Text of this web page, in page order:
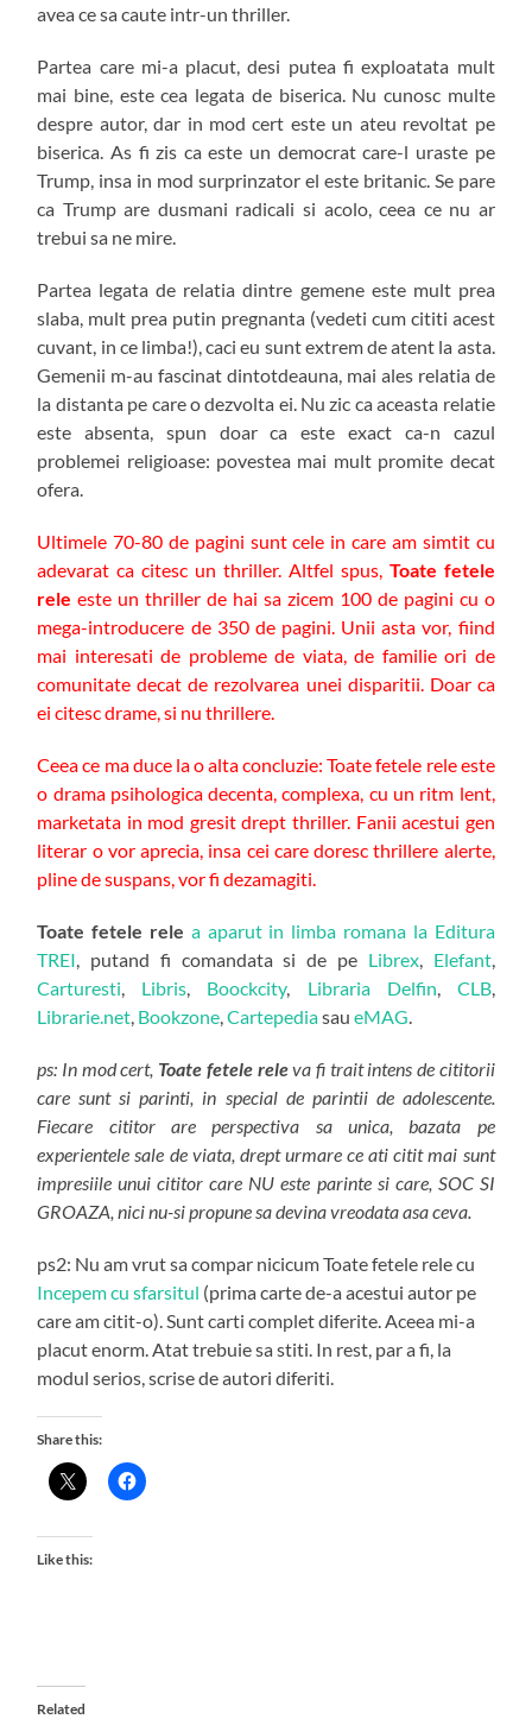
avea ce sa caute intr-un thriller.
Partea care mi-a placut, desi putea fi exploatata mult
mai bine, este cea legata de biserica. Nu cunosc multe
despre autor, dar in mod cert este un ateu revoltat pe
biserica. As fi zis ca este un democrat care-l uraste pe
Trump, insa in mod surprinzator el este britanic. Se pare
ca Trump are dusmani radicali si acolo, ceea ce nu ar
trebui sa ne mire.
Partea legata de relatia dintre gemene este mult prea
slaba, mult prea putin pregnanta (vedeti cum cititi acest
cuvant, in ce limba!), caci eu sunt extrem de atent la asta.
Gemenii m-au fascinat dintotdeauna, mai ales relatia de
la distanta pe care o dezvolta ei. Nu zic ca aceasta relatie
este absenta, spun doar ca este exact ca-n cazul
problemei religioase: povestea mai mult promite decat
ofera.
Ultimele 70-80 de pagini sunt cele in care am simtit cu
adevarat ca citesc un thriller. Altfel spus, Toate fetele
rele este un thriller de hai sa zicem 100 de pagini cu o
mega-introducere de 350 de pagini. Unii asta vor, fiind
mai interesati de probleme de viata, de familie ori de
comunitate decat de rezolvarea unei disparitii. Doar ca
ei citesc drame, si nu thrillere.
Ceea ce ma duce la o alta concluzie: Toate fetele rele este
o drama psihologica decenta, complexa, cu un ritm lent,
marketata in mod gresit drept thriller. Fanii acestui gen
literar o vor aprecia, insa cei care doresc thrillere alerte,
pline de suspans, vor fi dezamagiti.
Toate fetele rele a aparut in limba romana la Editura
TREI , putand fi comandata si de pe Librex, Elefant,
Carturesti
Libris Boockcity, Libraria Delfin CLB,
Librarie.net Bookzone ,CartepediasaueMAG
ps: In mod cert, Toate fetele releva fi trait intens de cititorii
care sunt si parinti, in special de parintii de adolescente.
Fiecare cititor are perspectiva sa unica, bazata pe
experientele sale de viata, drept urmare ce ati citit mai sunt
impresiile unui cititor care NU este parinte si care, SOC SI
GROAZA, nici nu-si propune sa devina vreodata asa ceva.
ps2: Nu am vrut sa compar nicicum Toate fetele rele cu
Incepem cu sfarsitul (prima carte de-a acestui autor pe
care am citit-o). Sunt carti complet diferite. Aceea mi-a
placut enorm. Atat trebuie sa stiti. In rest, par a fi, la
modul serios, scrise de autori diferiti.
Share this:
Like this:
Related